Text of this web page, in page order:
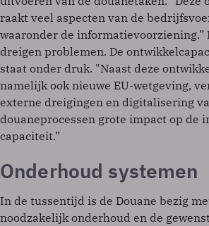
raakt veel aspecten van de
waaronder de informatievoorziening.”
dreigen problemen. De
staat onder druk. "Naast deze
namelĳk ook nieuwe EU-wetgeving,
externe dreigingen en digitalisering
douaneprocessen grote impact op de
capaciteit.”
Onderhoud systemen
In de tussentijd is de Douane bezig
noodzakelĳk onderhoud en de